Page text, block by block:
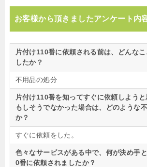
お客様から頂きましたアンケート内
片付け110番に依頼される前は、どんな
したか？
不用品の処分
片付け110番を知ってすぐに依頼しよう
もしそうでなかった場合は、どのような
か？
すぐに依頼をした。
色々なサービスがある中で、何が決め手
0番に依頼されましたか？